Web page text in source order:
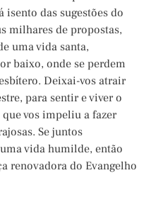
isento das sugestões do
milhares de propostas,
uma vida santa,
baixo, onde se perdem
Deixai-vos atrair
para sentir e viver o
vos impeliu a fazer
Se juntos
vida humilde, então
renovadora do Evangelho